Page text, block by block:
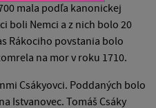
mala podľa kanonickej
boli Nemci a z nich bolo 20
Rákociho povstania bolo
na mor v roku 1710.
Csákyovci. Poddaných bolo
Istvanovec. Tomáš Csáky